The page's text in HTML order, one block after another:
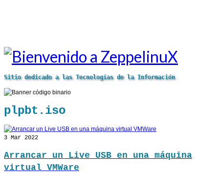
Sitio dedicado a las Tecnologías de la Información
plpbt.iso
3 Mar 2022
Arrancar un Live USB en una máquina
virtual VMWare